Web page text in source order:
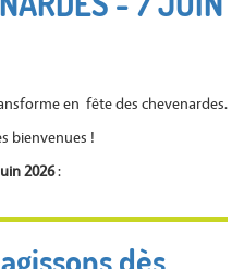
en fête des chevenardes.
bienvenues !
2026: